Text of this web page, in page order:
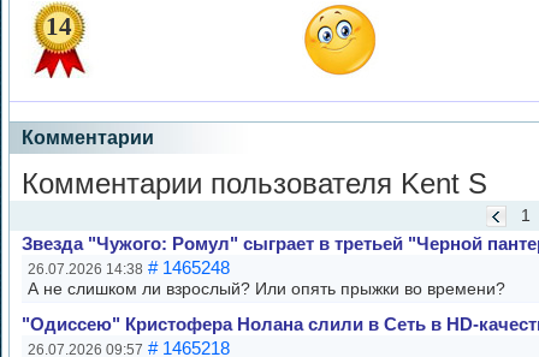
14
Комментарии
Комментарии пользователя Kent S
1
Звезда "Чужого: Ромул" сыграет в третьей "Черной
26.07.2026 14:38 # 1465248
А не слишком ли взрослый? Или опять прыжки во времени?
"Одиссею" Кристофера Нолана слили в Сеть в HD-
26.07.2026 09:57 # 1465218